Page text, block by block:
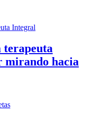
terapeuta
mirando hacia